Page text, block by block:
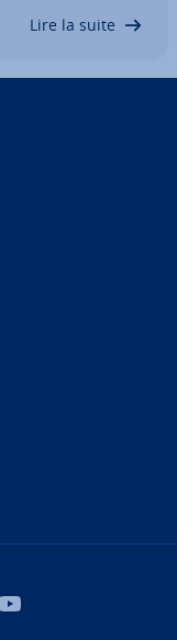
Lire la suite